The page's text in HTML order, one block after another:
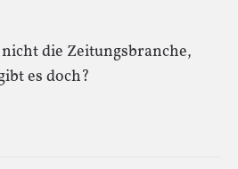
die Zeitungsbranche,
es doch?